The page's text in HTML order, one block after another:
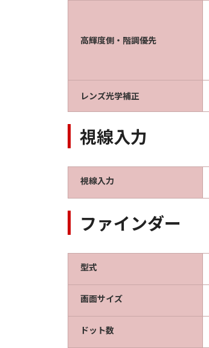
高輝度側・階調優先
レンズ光学補正
視線入力
視線入力
ファインダー
型式
画面サイズ
ドット数